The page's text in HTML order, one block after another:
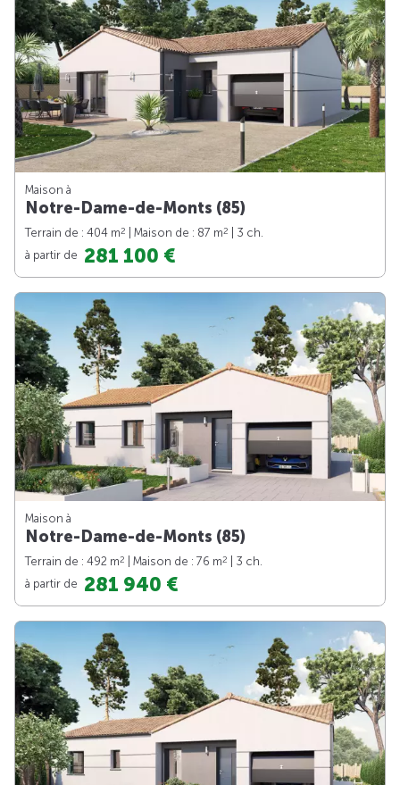
Maison à
Notre-Dame-de-Monts (85)
Terrain de : 404 m2 | Maison de : 87 m2
| 3 ch.
à partir de 281 100 €
Maison à
Notre-Dame-de-Monts (85)
Terrain de : 492 m2 | Maison de : 76 m2
| 3 ch.
à partir de 281 940 €